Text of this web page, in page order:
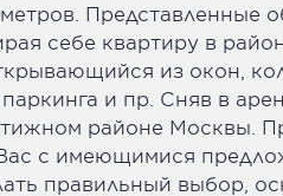
Представленные
себе квартиру в
из окон,
и пр. Сняв в
районе Москвы.
с имеющимися
правильный выбор,